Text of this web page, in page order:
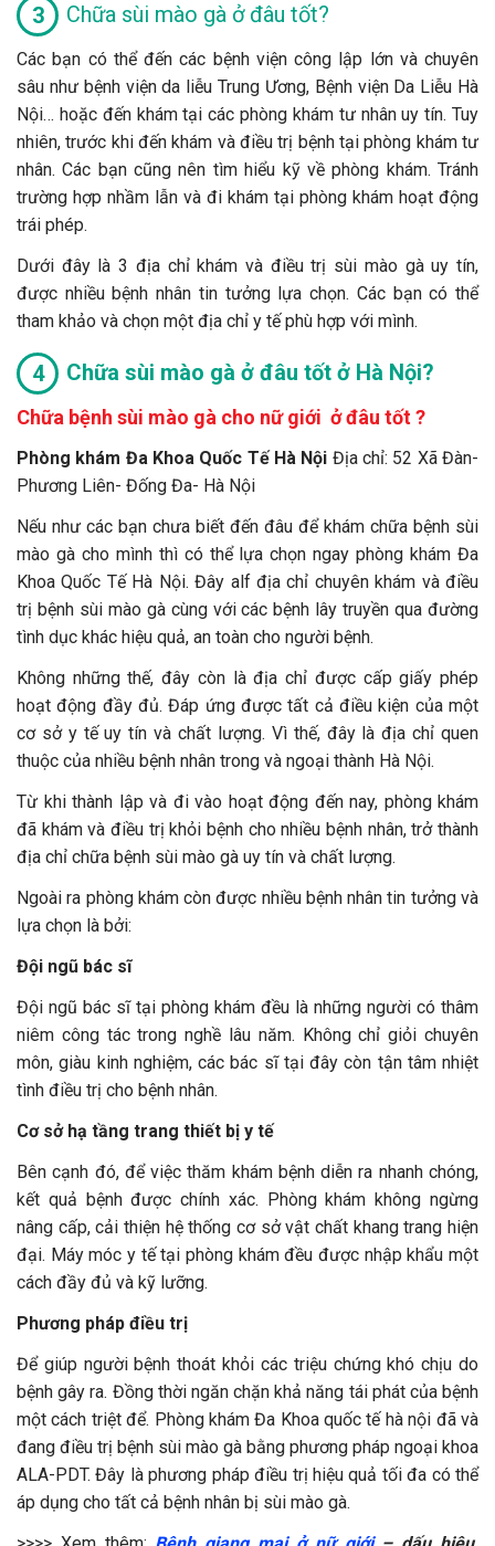
Chữa sùi mào gà ở đâu tốt?
Các bạn có thể đến các bệnh viện công lập lớn và chuyên
sâu như bệnh viện da liễu Trung Ương, Bệnh viện Da Liễu Hà
Nội… hoặc đến khám tại các phòng khám tư nhân uy tín. Tuy
nhiên, trước khi đến khám và điều trị bệnh tại phòng khám tư
nhân. Các bạn cũng nên tìm hiểu kỹ về phòng khám. Tránh
trường hợp nhầm lẫn và đi khám tại phòng khám hoạt động
trái phép.
Dưới đây là 3 địa chỉ khám và điều trị sùi mào gà uy tín,
được nhiều bệnh nhân tin tưởng lựa chọn. Các bạn có thể
tham khảo và chọn một địa chỉ y tế phù hợp với mình.
Chữa sùi mào gà ở đâu tốt ở Hà Nội?
Chữa bệnh sùi mào gà cho nữ giới ở đâu tốt ?
Phòng khám Đa Khoa Quốc Tế Hà Nội Địa chỉ: 52 Xã Đàn-
Phương Liên- Đống Đa- Hà Nội
Nếu như các bạn chưa biết đến đâu để khám chữa bệnh sùi
mào gà cho mình thì có thể lựa chọn ngay phòng khám Đa
Khoa Quốc Tế Hà Nội. Đây alf địa chỉ chuyên khám và điều
trị bệnh sùi mào gà cùng với các bệnh lây truyền qua đường
tình dục khác hiệu quả, an toàn cho người bệnh.
Không những thế, đây còn là địa chỉ được cấp giấy phép
hoạt động đầy đủ. Đáp ứng được tất cả điều kiện của một
cơ sở y tế uy tín và chất lượng. Vì thế, đây là địa chỉ quen
thuộc của nhiều bệnh nhân trong và ngoại thành Hà Nội.
Từ khi thành lập và đi vào hoạt động đến nay, phòng khám
đã khám và điều trị khỏi bệnh cho nhiều bệnh nhân, trở thành
địa chỉ chữa bệnh sùi mào gà uy tín và chất lượng.
Ngoài ra phòng khám còn được nhiều bệnh nhân tin tưởng và
lựa chọn là bởi:
Đội ngũ bác sĩ
Đội ngũ bác sĩ tại phòng khám đều là những người có thâm
niêm công tác trong nghề lâu năm. Không chỉ giỏi chuyên
môn, giàu kinh nghiệm, các bác sĩ tại đây còn tận tâm nhiệt
tình điều trị cho bệnh nhân.
Cơ sở hạ tầng trang thiết bị y tế
Bên cạnh đó, để việc thăm khám bệnh diễn ra nhanh chóng,
kết quả bệnh được chính xác. Phòng khám không ngừng
nâng cấp, cải thiện hệ thống cơ sở vật chất khang trang hiện
đại. Máy móc y tế tại phòng khám đều được nhập khẩu một
cách đầy đủ và kỹ lưỡng.
Phương pháp điều trị
Để giúp người bệnh thoát khỏi các triệu chứng khó chịu do
bệnh gây ra. Đồng thời ngăn chặn khả năng tái phát của bệnh
một cách triệt để. Phòng khám Đa Khoa quốc tế hà nội đã và
đang điều trị bệnh sùi mào gà bằng phương pháp ngoại khoa
ALA-PDT. Đây là phương pháp điều trị hiệu quả tối đa có thể
áp dụng cho tất cả bệnh nhân bị sùi mào gà.